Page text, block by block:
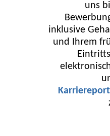
uns
inklusive
und Ihrem